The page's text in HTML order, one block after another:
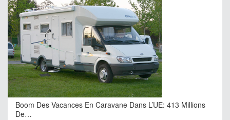
Boom Des Vacances En Caravane Dans L’UE: 413 Millions
De…